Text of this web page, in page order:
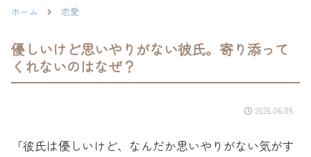
ホーム 恋愛
優しいけど思いやりがない彼氏。寄り添って
くれないのはなぜ？
2026.06.05
「彼氏は優しいけど、なんだか思いやりがない気がす